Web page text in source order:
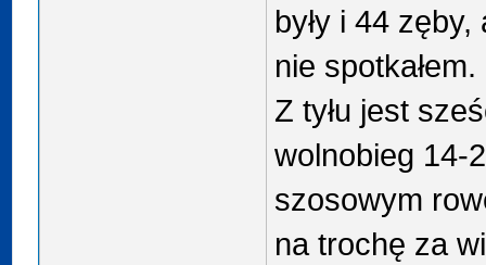
były i 44
nie spotkałem.
Z tyłu jest
wolnobieg 14-
szosowym
na trochę za